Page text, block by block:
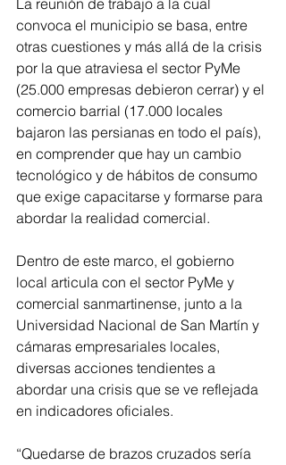
La reunión de trabajo a la cual
convoca el municipio se basa, entre
otras cuestiones y más allá de la crisis
por la que atraviesa el sector PyMe
(25.000 empresas debieron cerrar) y el
comercio barrial (17.000 locales
bajaron las persianas en todo el país),
en comprender que hay un cambio
tecnológico y de hábitos de consumo
que exige capacitarse y formarse para
abordar la realidad comercial.
Dentro de este marco, el gobierno
local articula con el sector PyMe y
comercial sanmartinense, junto a la
Universidad Nacional de San Martín y
cámaras empresariales locales,
diversas acciones tendientes a
abordar una crisis que se ve reflejada
en indicadores oficiales.
“Quedarse de brazos cruzados sería